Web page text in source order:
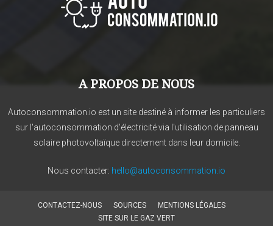
A PROPOS DE NOUS
Autoconsommation.io est un site destiné à informer les particuliers
sur l'autoconsommation d'électricité via l'utilisation de panneau
solaire photovoltaïque directement dans leur domicile.
Nous contacter: hello@autoconsommation.io
CONTACTEZ-NOUS SOURCES
MENTIONS LÉGALES
SITE SUR LE GAZ VERT